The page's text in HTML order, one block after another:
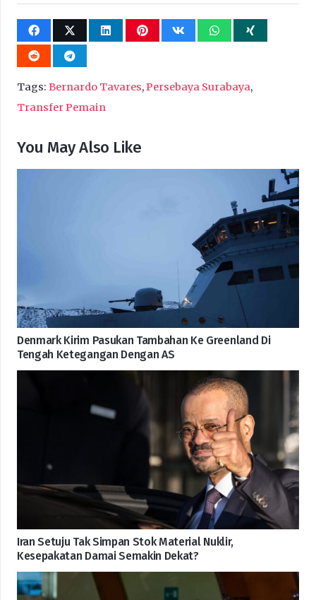
Tags: Bernardo Tavares,Persebaya Surabaya,
Transfer Pemain
You May Also Like
Denmark Kirim Pasukan Tambahan Ke Greenland Di
Tengah Ketegangan Dengan AS
Iran Setuju Tak Simpan Stok Material Nuklir,
Kesepakatan Damai Semakin Dekat?